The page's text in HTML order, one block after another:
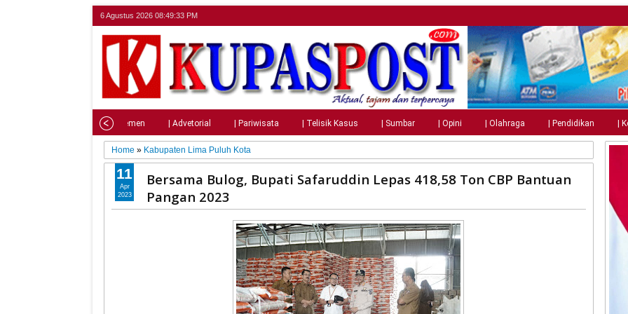
6 Agustus 2026 08:49:34 PM
| Parlemen | Advetorial | Pariwisata | Telisik Kasus | Sumbar | Opini | Olahraga | Pendidikan |
Home » Kabupaten Lima Puluh Kota
Bersama Bulog, Bupati Safaruddin Lepas 418,58 Ton CBP Bantuan
Pangan 2023
11
Apr
2023